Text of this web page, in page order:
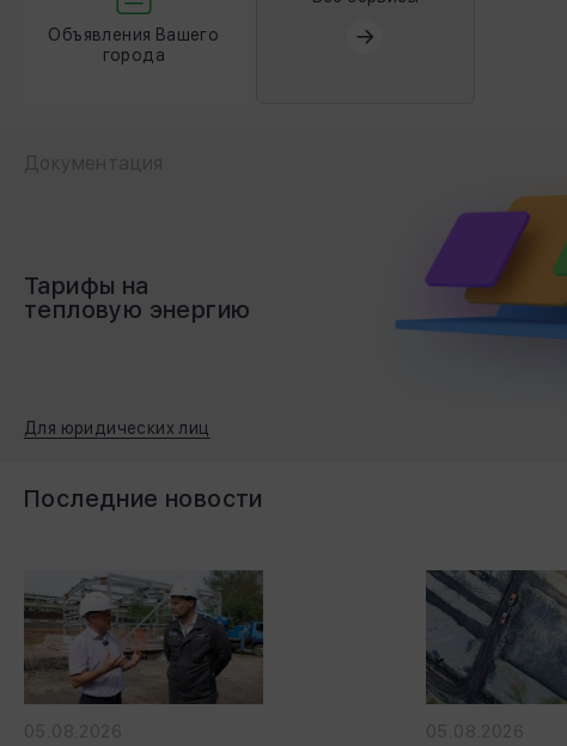
Объявления Вашего
города
Тарифы на
тепловую энергию
Для юридических лиц
Последние новости
05.08.2026 05.08.2026